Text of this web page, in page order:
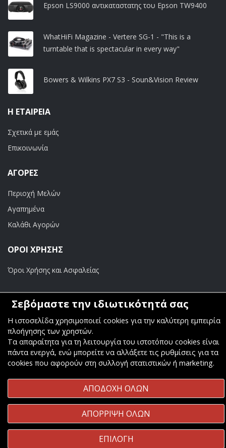
Epson LS9000 αντικαταστατης του Epson TW9400
WhatHiFi Magazine - Vertere SG-1 - "This is a
turntable that is spectacular in every way"
Bowers & Wilkins PX7 S3 - Soun&Vision Review
Η ΕΤΑΙΡΕΊΑ
Σχετικά με εμάς
Επικοινωνία
ΑΓΟΡΈΣ
Περιοχή Μελών
Αγαπημένα
Καλάθι Αγορών
ΟΡΟΙ ΧΡΗΣΗΣ
Όροι Χρήσης και Ασφαλείας
ΠΛΗΡΩΜΕΣ
Τραπεζικοί Λογαριασμοί
Κατασκευή & Φιλοξενία
Σεβόμαστε την ιδιωτικότητά σας
Η ιστοσελίδα χρησιμοποιεί cookies για την καλύτερη εμπειρία
πλοήγησης των χρηστών.
Τα απαραίτητα για τη λειτουργία του ιστοτόπου cookies είναι
πάντα ενεργά, ενώ μπορείτε να αλλάξετε τις ρυθμίσεις για τα
cookies που αφορούν στη συλλογή στατιστικών ή marketing.
ΑΠΟΔΟΧΗ ΟΛΩΝ
ΑΠΟΡΡΙΨΗ ΟΛΩΝ
ΕΠΙΛΟΓΗ